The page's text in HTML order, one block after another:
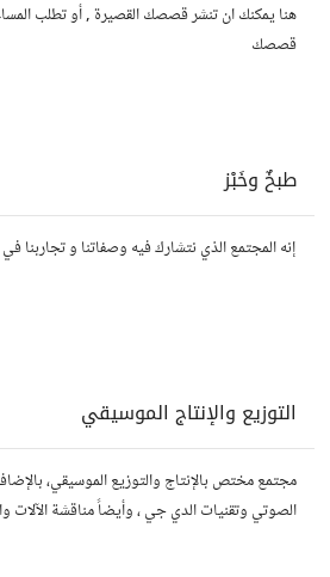
هنا يمكنك ان تنشر قصصك القصيرة , أو تطلب
قصصك
طبخٌ وخَبْز
إنه المجتمع الذي نتشارك فيه وصفاتنا و تجاربنا
التوزيع والإنتاج الموسيقي
مجتمع مختص بالإنتاج والتوزيع الموسيقي،
الصوتي وتقنيات الدي جي ، وأيضاً مناقشة الآلات